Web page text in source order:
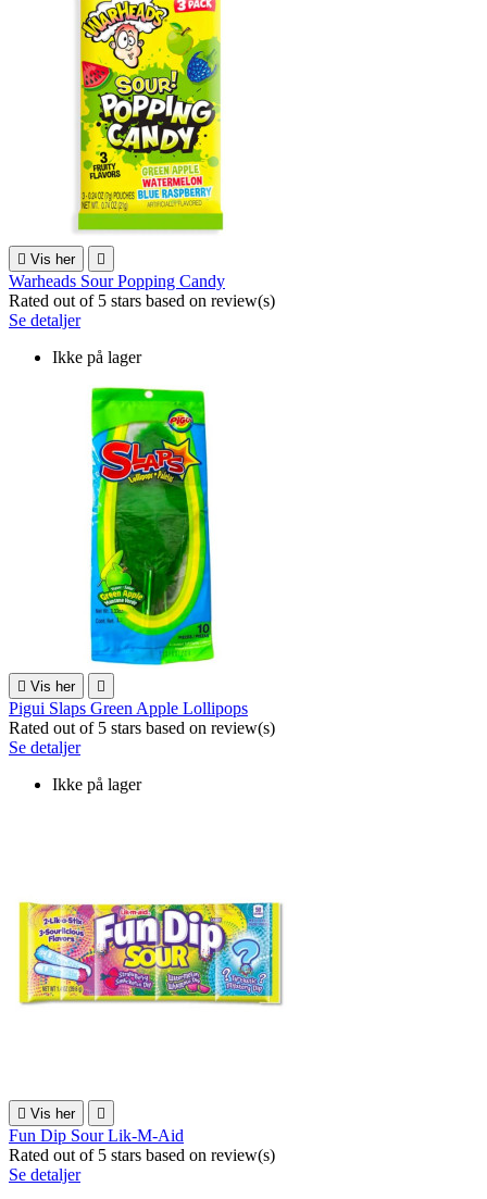
 Vis her 
Warheads Sour Popping Candy
Rated out of 5 stars based on review(s)
Se detaljer
Ikke på lager
 Vis her 
Pigui Slaps Green Apple Lollipops
Rated out of 5 stars based on review(s)
Se detaljer
Ikke på lager
 Vis her 
Fun Dip Sour Lik-M-Aid
Rated out of 5 stars based on review(s)
Se detaljer